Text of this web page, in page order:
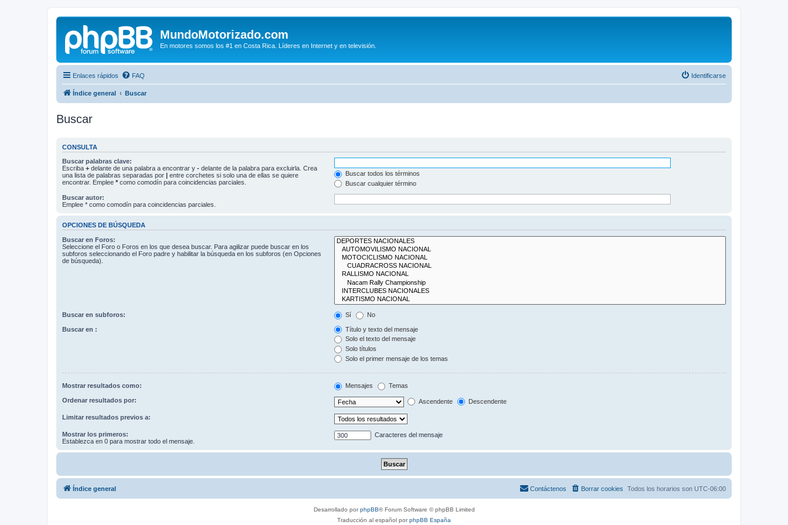
MundoMotorizado.com
En motores somos los #1 en Costa Rica. Líderes en Internet y en televisión.
Enlaces rápidos FAQ Identificarse
Índice general Buscar
Buscar
CONSULTA
Buscar palabras clave:
Escriba + delante de una palabra a encontrar y - delante de la palabra para excluirla. Crea
una lista de palabras separadas por | entre corchetes si solo una de ellas se quiere
encontrar. Emplee * como comodín para coincidencias parciales.
Buscar todos los términos
Buscar cualquier término
Buscar autor:
Emplee * como comodín para coincidencias parciales.
OPCIONES DE BÚSQUEDA
Buscar en Foros:
Seleccione el Foro o Foros en los que desea buscar. Para agilizar puede buscar en los
subforos seleccionando el Foro padre y habilitar la búsqueda en los subforos (en Opciones
de búsqueda).
Buscar en subforos: Sí No
Buscar en :
Título y texto del mensaje
Solo el texto del mensaje
Solo títulos
Solo el primer mensaje de los temas
Mostrar resultados como: Mensajes Temas
Ordenar resultados por: Ascendente Descendente
Limitar resultados previos a:
Mostrar los primeros:
Establezca en 0 para mostrar todo el mensaje.
Caracteres del mensaje
Índice general Todos los horarios son UTC-06:00
Borrar cookies
Contáctenos
Desarrollado porphpBB® Forum Software © phpBB Limited
Traducción al español porphpBB España